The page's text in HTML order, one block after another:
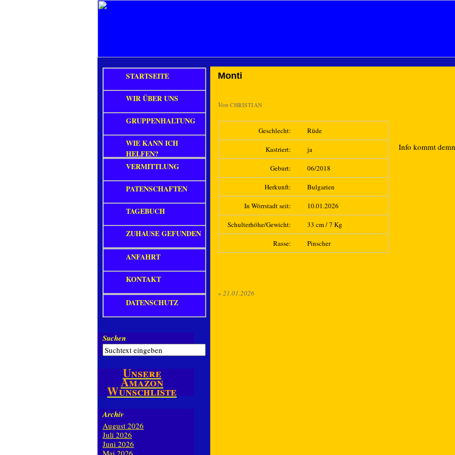
Monti
Von CHRISTIAN
Geschlecht: Rüde
Kastriert: ja
Geburt: 06/2018
Herkunft: Bulgarien
In Wörrstadt seit: 10.01.2026
Schulterhöhe/Gewicht: 33 cm / 7 Kg
Rasse: Pinscher
Info kommt
« 21.01.2026
STARTSEITE
WIR ÜBER UNS
GRUPPENHALTUNG
WIE KANN ICH
HELFEN?
VERMITTLUNG
PATENSCHAFTEN
TAGEBUCH
ZUHAUSE GEFUNDEN
ANFAHRT
KONTAKT
DATENSCHUTZ
Suchen
Unsere
Amazon
Wunschliste
Archiv
August 2026
Juli 2026
Juni 2026
Mai 2026